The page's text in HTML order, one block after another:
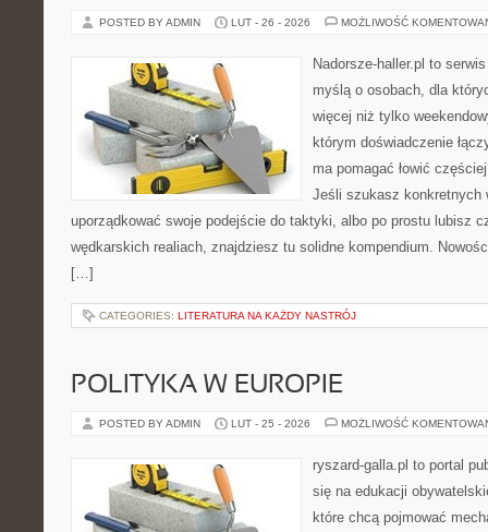
POSTED BY ADMIN LUT - 26 - 2026 MOŻLIWOŚĆ
Nadorsze-haller.pl to
myślą o osobach, dla
więcej niż tylko
którym doświadczenie
ma pomagać łowić
Jeśli szukasz konkretnych
uporządkować swoje podejście do taktyki, albo po prostu lubisz
wędkarskich realiach, znajdziesz tu solidne kompendium.
[…]
CATEGORIES: LITERATURA NA KAŻDY NASTRÓJ
POLITYKA W EUROPIE
POSTED BY ADMIN LUT - 25 - 2026 MOŻLIWOŚĆ
ryszard-galla.pl to portal
się na edukacji
które chcą pojmować